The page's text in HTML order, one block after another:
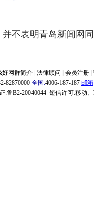
不表明青岛新闻网